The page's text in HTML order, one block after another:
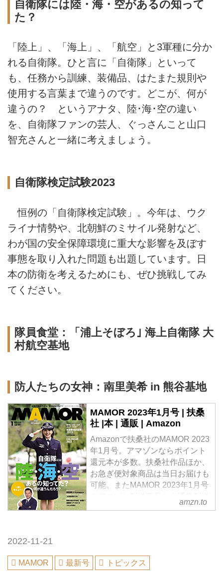
自衛隊には陸・海・空があるの知って
た？
「陸上」、「海上」、「航空」と3軍種に分か
れる自衛隊。ひと言に「自衛隊」といって
も、任務から訓練、装備品、はたまた規則や
使用する言葉まで違うのです。どこが、何が
違うの？ というアナタ、陸･海･空の違い
を、自衛隊ファンの芸人、ぐっさんこと山口
智充さんと一緒に考えましょう。
自衛隊検定試験2023
恒例の「自衛隊検定試験」。今年は、ウク
ライナ情勢や、北朝鮮のミサイル発射など、
わが国の安全保障環境に重大な影響を及ぼす
事態を取り入れた問題も出題しています。日
本の防衛を考えるためにも、ぜひ挑戦してみ
てください。
隊員食堂：「浦上そぼろ｣ 海上自衛隊 大
村航空基地
防人たちの女神：南里美希 in 熊谷基地
MAMOR 2023年1月号 | 扶桑
社 |本 | 通販 | Amazon
Amazonで扶桑社のMAMOR 2023
年1月号。アマゾンならポイント
還元本が多数。扶桑社作品ほか、
お急ぎ便対象商品は当日お届けも
可能。またMAMOR 2023年1月号
amzn.to
2022-11-21
MAMOR 最新号 トピックス